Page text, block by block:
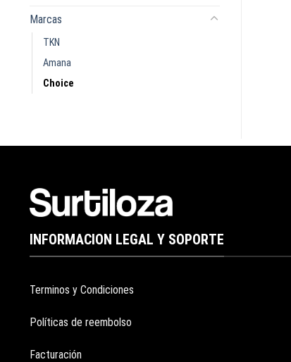
Marcas
TKN
Amana
Choice
INFORMACION LEGAL Y SOPORTE
Terminos y Condiciones
Políticas de reembolso
Facturación